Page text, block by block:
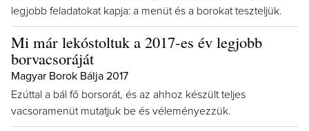
legjobb feladatokat kapja: a menüt és a borokat teszteljük.
Mi már lekóstoltuk a 2017-es év legjobb
borvacsoráját
Magyar Borok Bálja 2017
Ezúttal a bál fő borsorát, és az ahhoz készült teljes
vacsoramenüt mutatjuk be és véleményezzük.